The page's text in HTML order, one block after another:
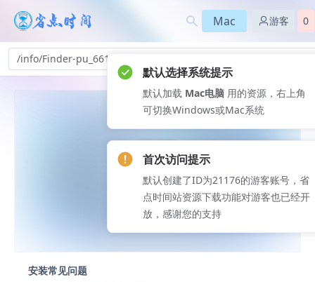
Mac 游客 0
/info/Finder-pu_661
安装常见问题
默认选择系统提示
默认加载 Mac电脑 用的资源，右上角
可切换Windows或Mac系统
首次访问提示
默认创建了ID为21176的游客账号，省
点时间站资源下载功能对游客也已经开
放，感谢您的支持